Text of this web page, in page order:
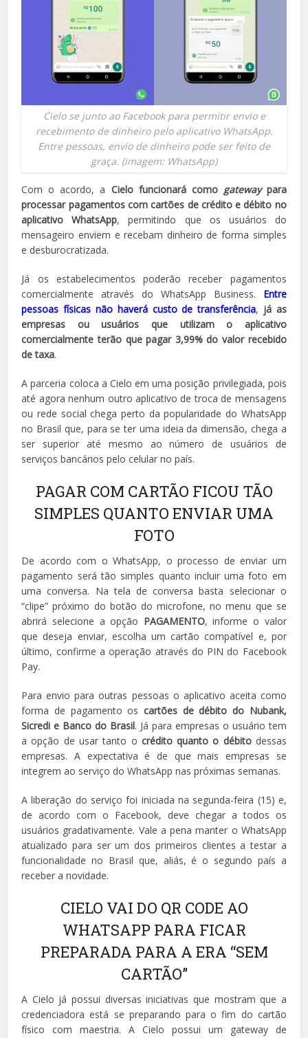
Cielo se junto ao Facebook para permitir envio e
recebimento de dinheiro pelo aplicativo WhatsApp.
Entre pessoas, envio de dinheiro pode ser feito de
graça. (imagem: WhatsApp)
Com o acordo, a Cielo funcionará como gatewaypara
processar pagamentos com cartões de crédito e débito no
aplicativo WhatsApp, permitindo que os usuários do
mensageiro enviem e recebam dinheiro de forma simples
e desburocratizada.
Já os estabelecimentos poderão receber pagamentos
comercialmente através do WhatsApp Business. Entre
pessoas físicas não haverá custo de transferência, já as
empresas ou usuários que utilizam o aplicativo
comercialmente terão que pagar 3,99% do valor recebido
de taxa.
A parceria coloca a Cielo em uma posição privilegiada, pois
até agora nenhum outro aplicativo de troca de mensagens
ou rede social chega perto da popularidade do WhatsApp
no Brasil que, para se ter uma ideia da dimensão, chega a
ser superior até mesmo ao número de usuários de
serviços bancários pelo celular no país.
PAGAR COM CARTÃO FICOU TÃO
SIMPLES QUANTO ENVIAR UMA
FOTO
De acordo com o WhatsApp, o processo de enviar um
pagamento será tão simples quanto incluir uma foto em
uma conversa. Na tela de conversa basta selecionar o
“clipe” próximo do botão do microfone, no menu que se
abrirá selecione a opção PAGAMENTO, informe o valor
que deseja enviar, escolha um cartão compatível e, por
último, confirme a operação através do PIN do Facebook
Pay.
Para envio para outras pessoas o aplicativo aceita como
forma de pagamento os cartões de débito do Nubank,
Sicredi e Banco do Brasil. Já para empresas o usuário tem
a opção de usar tanto o crédito quanto o débitodessas
empresas. A expectativa é de que mais empresas se
integrem ao serviço do WhatsApp nas próximas semanas.
A liberação do serviço foi iniciada na segunda-feira (15) e,
de acordo com o Facebook, deve chegar a todos os
usuários gradativamente. Vale a pena manter o WhatsApp
atualizado para ser um dos primeiros clientes a testar a
funcionalidade no Brasil que, aliás, é o segundo país a
receber a novidade.
CIELO VAI DO QR CODE AO
WHATSAPP PARA FICAR
PREPARADA PARA A ERA “SEM
CARTÃO”
A Cielo já possui diversas iniciativas que mostram que a
credenciadora está se preparando para o fim do cartão
físico com maestria. A Cielo possui um gateway de